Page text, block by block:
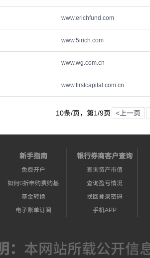
www.erichfund.com
www.5irich.com
www.wg.com.cn
www.firstcapital.com.cn
10条/页，第1/9页 <上一页
新手指南
免费开户
如何0折申购费购基
基金转换
电子账单订阅
银行券商客户查询
查询资产市值
查询盈亏情况
找回登录密码
手机APP
本网站所载公开信